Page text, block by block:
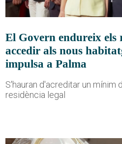
El Govern endureix els
accedir als nous
impulsa a Palma
S'hauran d'acreditar un mínim
residència legal